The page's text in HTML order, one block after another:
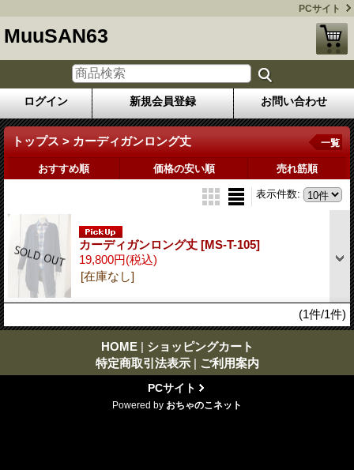
PCサイト
MuuSAN63
ログイン 新規会員登録 お問い合わせ
トップス > カーディガンロング丈 一覧
おすすめ順 価格の安い順 売れ筋順
表示件数:
カーディガンロング丈 [MS-T-105]
19,800円(税込)
[在庫なし]
(1件/1件)
HOME | ショッピングカート
特定商取引法表示 | ご利用案内
PCサイト
Powered by おちゃのこネット